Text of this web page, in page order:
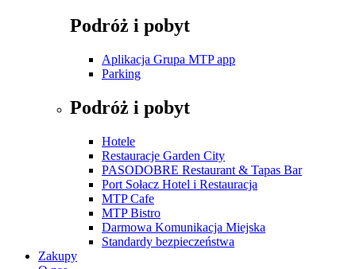
Podróż i pobyt
Aplikacja Grupa MTP app
Parking
Podróż i pobyt
Hotele
Restauracje Garden City
PASODOBRE Restaurant & Tapas Bar
Port Sołacz Hotel i Restauracja
MTP Cafe
MTP Bistro
Darmowa Komunikacja Miejska
Standardy bezpieczeństwa
Zakupy